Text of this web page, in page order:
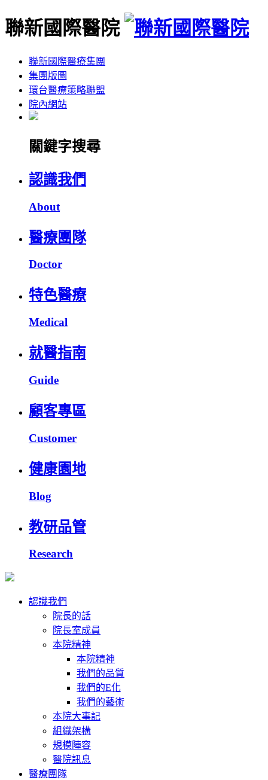
聯新國際醫院
聯新國際醫療集團
集團版圖
環台醫療策略聯盟
院內網站
關鍵字搜尋
認識我們
About
醫療團隊
Doctor
特色醫療
Medical
就醫指南
Guide
顧客專區
Customer
健康園地
Blog
教研品管
Research
認識我們
院長的話
院長室成員
本院精神
本院精神
我們的品質
我們的E化
我們的藝術
本院大事記
組織架構
規模陣容
醫院訊息
醫療團隊